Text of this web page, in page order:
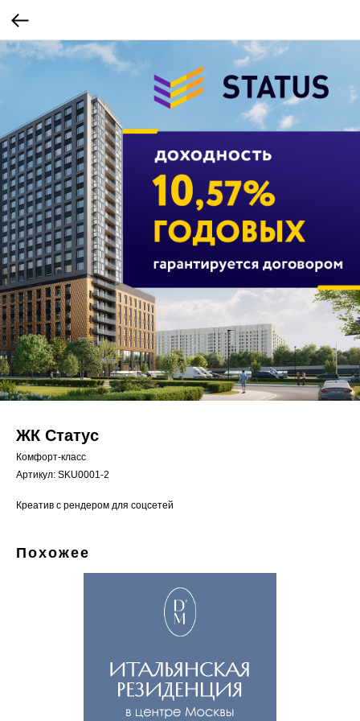
ЖК Статус
Комфорт-класс
Артикул: SKU0001-2
Креатив с рендером для соцсетей
Похожее